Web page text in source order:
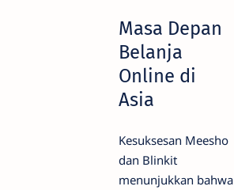
Masa Depan
Belanja
Online di
Asia
Kesuksesan Meesho
dan Blinkit
menunjukkan bahwa